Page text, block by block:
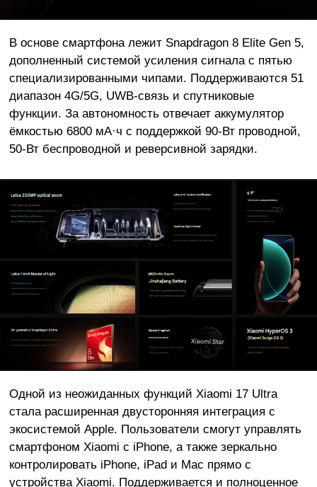
В основе смартфона лежит Snapdragon 8 Elite Gen 5,
дополненный системой усиления сигнала с пятью
специализированными чипами. Поддерживаются 51
диапазон 4G/5G, UWB-связь и спутниковые
функции. За автономность отвечает аккумулятор
ёмкостью 6800 мА·ч с поддержкой 90-Вт проводной,
50-Вт беспроводной и реверсивной зарядки.
Одной из неожиданных функций Xiaomi 17 Ultra
стала расширенная двусторонняя интеграция с
экосистемой Apple. Пользователи смогут управлять
смартфоном Xiaomi с iPhone, а также зеркально
контролировать iPhone, iPad и Mac прямо с
устройства Xiaomi. Поддерживается и полноценное